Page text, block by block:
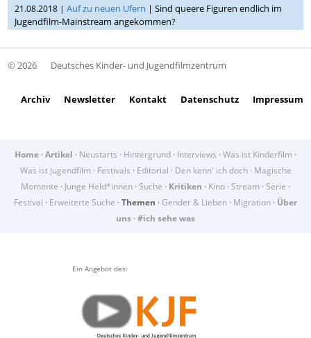
21.08.2018 |Auf zu neuen Ufern | Sind queere Figuren endlich im
Jugendfilm-Mainstream angekommen?
© 2026 Deutsches Kinder- und Jugendfilmzentrum
Archiv Newsletter Kontakt Datenschutz Impressum
Home · Artikel · Neustarts · Hintergrund · Interviews · Was ist Kinderfilm ·
Was ist Jugendfilm · Festivals · Editorial · Den kenn' ich doch· Magische
Momente · Junge Held*innen · Suche · Kritiken · Kino · Stream · Serie ·
Festival · Erweiterte Suche · Themen · Gender & Lieben · Migration · Über
uns · #ich sehe was
Ein Angebot des: